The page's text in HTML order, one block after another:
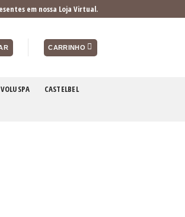
em nossa Loja Virtual.
CARRINHO
VOLUSPA CASTELBEL